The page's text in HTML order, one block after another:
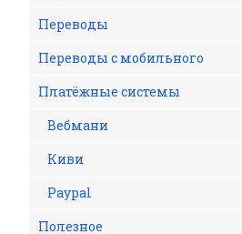
Переводы
Переводы с мобильного
Платёжные системы
Вебмани
Киви
Рaypal
Полезное